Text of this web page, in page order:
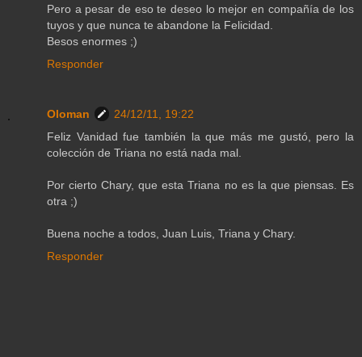
Pero a pesar de eso te deseo lo mejor en compañía de los
tuyos y que nunca te abandone la Felicidad.
Besos enormes ;)
Responder
Oloman
24/12/11, 19:22
Feliz Vanidad fue también la que más me gustó, pero la
colección de Triana no está nada mal.
Por cierto Chary, que esta Triana no es la que piensas. Es
otra ;)
Buena noche a todos, Juan Luis, Triana y Chary.
Responder